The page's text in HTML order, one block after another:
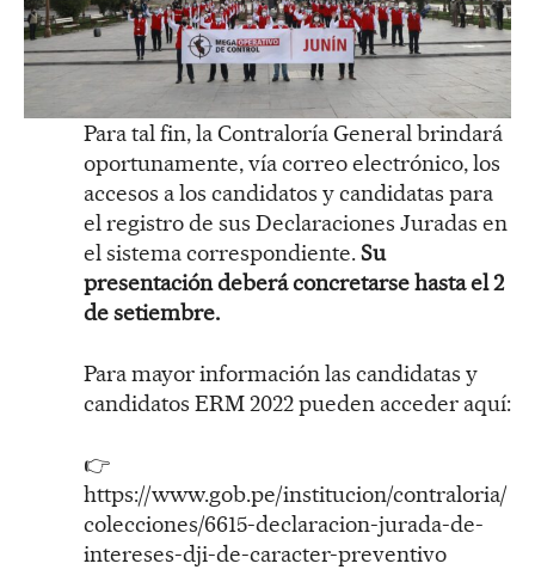
Para tal fin, la Contraloría General brindará
oportunamente, vía correo electrónico, los
accesos a los candidatos y candidatas para
el registro de sus Declaraciones Juradas en
el sistema correspondiente.Su
presentación deberá concretarse hasta el 2
de setiembre.
Para mayor información las candidatas y
candidatos ERM 2022 pueden acceder aquí:
👉
https://www.gob.pe/institucion/contraloria/
colecciones/6615-declaracion-jurada-de-
intereses-dji-de-caracter-preventivo